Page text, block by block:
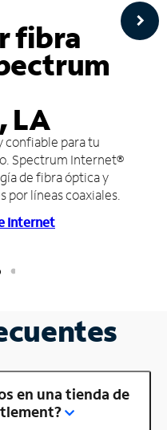
fibra
LA
confiable para tu
Spectrum Internet®
de fibra óptica y
por líneas coaxiales.
Internet
en una tienda de